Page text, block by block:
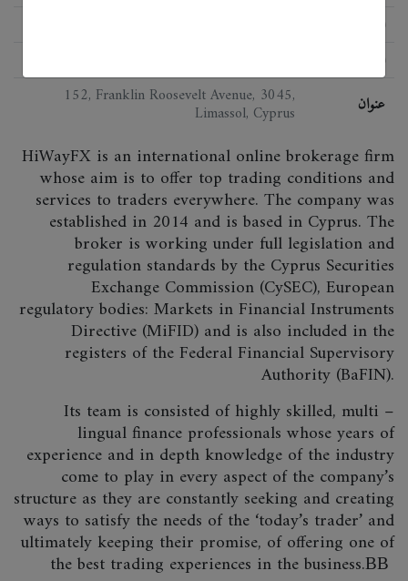
152, Franklin Roosevelt Avenue, 3045,
Limassol, Cyprus عنوان
HiWayFX is an international online brokerage firm
whose aim is to offer top trading conditions and
services to traders everywhere. The company was
established in 2014 and is based in Cyprus. The
broker is working under full legislation and
regulation standards by the Cyprus Securities
Exchange Commission (CySEC), European
regulatory bodies: Markets in Financial Instruments
Directive (MiFID) and is also included in the
registers of the Federal Financial Supervisory
Authority (BaFIN).
Its team is consisted of highly skilled, multi –
lingual finance professionals whose years of
experience and in depth knowledge of the industry
come to play in every aspect of the company’s
structure as they are constantly seeking and creating
ways to satisfy the needs of the ‘today’s trader’ and
ultimately keeping their promise, of offering one of
the best trading experiences in the business.ВВ